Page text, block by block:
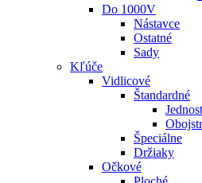
Do 1000V
Nástavce
Ostatné
Sady
Kľúče
Vidlicové
Štandardné
Špeciálne
Držiaky
Očkové